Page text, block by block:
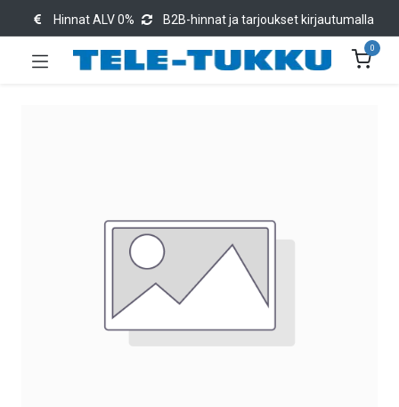
Hinnat ALV 0% B2B-hinnat ja tarjoukset kirjautumalla
0